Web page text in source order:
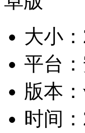
大小：
平台：
版本：
时间：